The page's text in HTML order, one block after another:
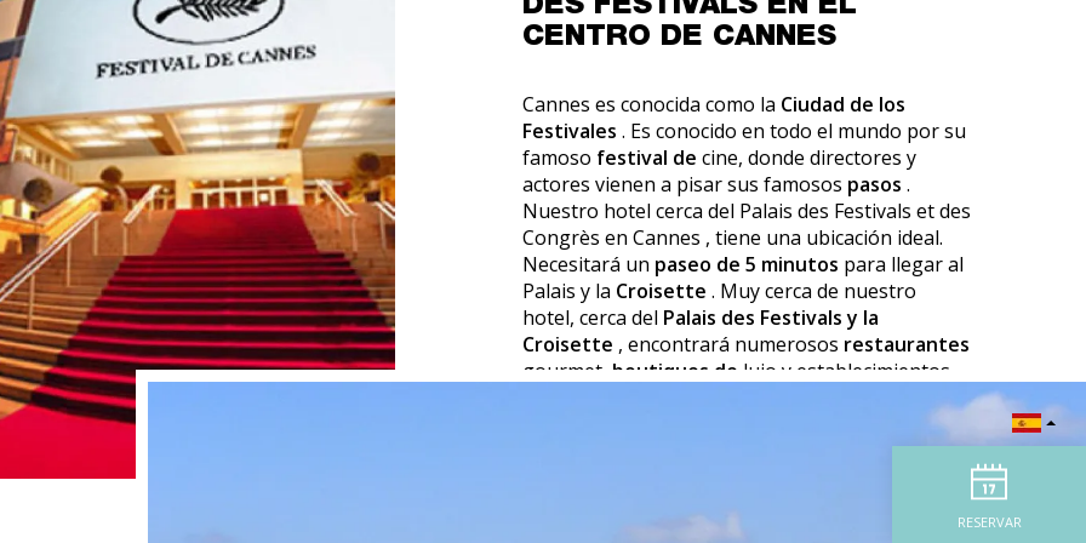
RESERVAR
DES FESTIVALS EN EL
CENTRO DE CANNES
Cannes es conocida como la Ciudad de los
Festivales . Es conocido en todo el mundo por su
famoso festival de cine, donde directores y
actores vienen a pisar sus famosos pasos .
Nuestro hotel cerca del Palais des Festivals et des
Congrès en Cannes , tiene una ubicación ideal.
Necesitará un paseo de 5 minutos para llegar al
Palais y la Croisette . Muy cerca de nuestro
hotel, cerca del Palais des Festivals y la
Croisette , encontrará numerosos restaurantes
gourmet, boutiques de lujo y establecimientos